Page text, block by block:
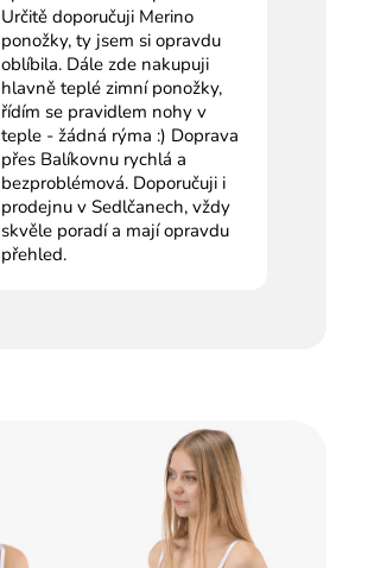
Určitě doporučuji Merino
ponožky, ty jsem si opravdu
oblíbila. Dále zde nakupuji
hlavně teplé zimní ponožky,
řídím se pravidlem nohy v
teple - žádná rýma :) Doprava
přes Balíkovnu rychlá a
bezproblémová. Doporučuji i
prodejnu v Sedlčanech, vždy
skvěle poradí a mají opravdu
přehled.